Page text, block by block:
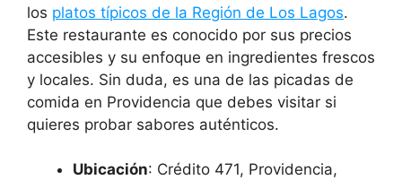
los platos típicos de la Región de Los Lagos.
Este restaurante es conocido por sus precios
accesibles y su enfoque en ingredientes frescos
y locales. Sin duda, es una de las picadas de
comida en Providencia que debes visitar si
quieres probar sabores auténticos.
Ubicación: Crédito 471, Providencia,